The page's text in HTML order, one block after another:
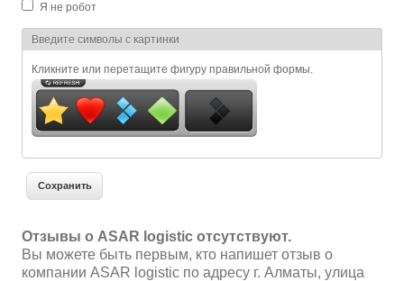
Я не робот
Я спамер
Введите символы с картинки
Кликните или перетащите фигуру правильной формы.
Отзывы о ASAR logistic отсутствуют.
Вы можете быть первым, кто напишет отзыв о
компании ASAR logistic по адресу г. Алматы, улица